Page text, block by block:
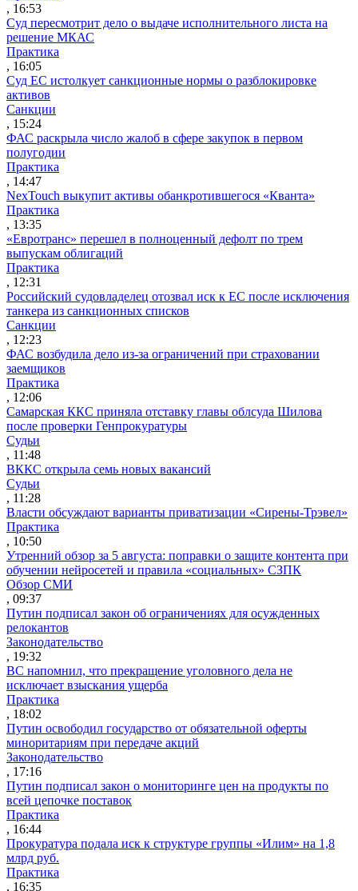
, 16:53
Суд пересмотрит дело о выдаче исполнительного листа на
решение МКАС
Практика
, 16:05
Суд ЕС истолкует санкционные нормы о разблокировке
активов
Санкции
, 15:24
ФАС раскрыла число жалоб в сфере закупок в первом
полугодии
Практика
, 14:47
NexTouch выкупит активы обанкротившегося «Кванта»
Практика
, 13:35
«Евротранс» перешел в полноценный дефолт по трем
выпускам облигаций
Практика
, 12:31
Российский судовладелец отозвал иск к ЕС после исключения
танкера из санкционных списков
Санкции
, 12:23
ФАС возбудила дело из-за ограничений при страховании
заемщиков
Практика
, 12:06
Самарская ККС приняла отставку главы облсуда Шилова
после проверки Генпрокуратуры
Судьи
, 11:48
ВККС открыла семь новых вакансий
Судьи
, 11:28
Власти обсуждают варианты приватизации «Сирены-Трэвел»
Практика
, 10:50
Утренний обзор за 5 августа: поправки о защите контента при
обучении нейросетей и правила «социальных» СЗПК
Обзор СМИ
, 09:37
Путин подписал закон об ограничениях для осужденных
релокантов
Законодательство
, 19:32
ВС напомнил, что прекращение уголовного дела не
исключает взыскания ущерба
Практика
, 18:02
Путин освободил государство от обязательной оферты
миноритариям при передаче акций
Законодательство
, 17:16
Путин подписал закон о мониторинге цен на продукты по
всей цепочке поставок
Практика
, 16:44
Прокуратура подала иск к структуре группы «Илим» на 1,8
млрд руб.
Практика
, 16:35